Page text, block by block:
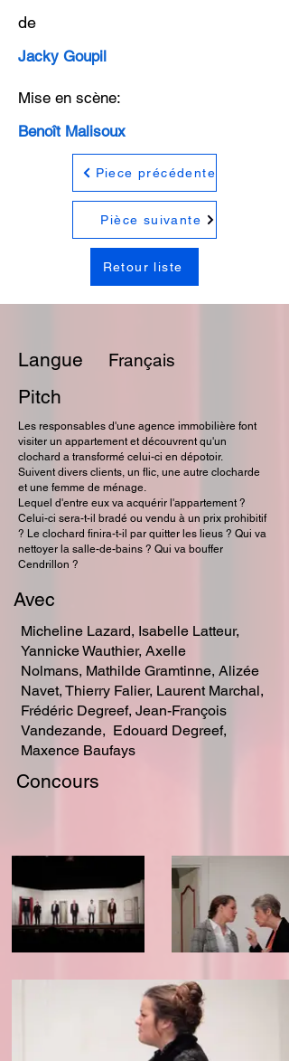
de
Jacky Goupil
Mise en scène:
Benoît Malisoux
Piece précédente
Pièce suivante
Retour liste
Langue Français
Pitch
Les responsables d'une agence immobilière font
visiter un appartement et découvrent qu'un
clochard a transformé celui-ci en dépotoir.
Suivent divers clients, un flic, une autre clocharde
et une femme de ménage.
Lequel d'entre eux va acquérir l'appartement ?
Celui-ci sera-t-il bradé ou vendu à un prix prohibitif
? Le clochard finira-t-il par quitter les lieus ? Qui va
nettoyer la salle-de-bains ? Qui va bouffer
Cendrillon ?
Avec
Micheline Lazard, Isabelle Latteur,
Yannicke Wauthier, Axelle
Nolmans, Mathilde Gramtinne, Alizée
Navet, Thierry Falier, Laurent Marchal,
Frédéric Degreef, Jean-François
Vandezande, Edouard Degreef,
Maxence Baufays
Concours